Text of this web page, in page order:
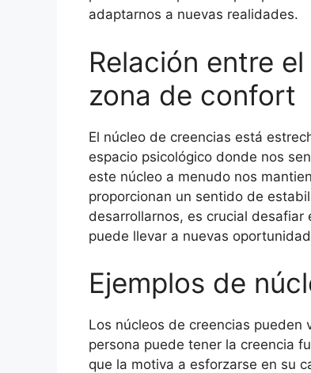
adaptarnos a nuevas realidades.
Relación entre
zona de confort
El núcleo de creencias está
espacio psicológico donde nos
este núcleo a menudo nos
proporcionan un sentido de
desarrollarnos, es crucial
puede llevar a nuevas
Ejemplos de
Los núcleos de creencias pueden
persona puede tener la creencia
que la motiva a esforzarse en su